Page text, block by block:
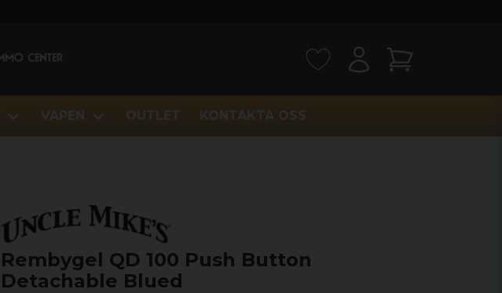
VAPEN OUTLET KONTAKTA OSS
Rembygel QD 100 Push Button
Detachable Blued